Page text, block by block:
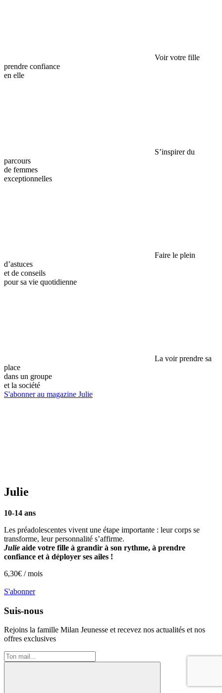
Voir votre fille
prendre confiance
en elle
S’inspirer du
parcours
de femmes
exceptionnelles
Faire le plein
d’astuces
et de conseils
pour sa vie quotidienne
La voir prendre sa
place
dans un groupe
et la société
S'abonner au magazine Julie
Julie
10-14 ans
Les préadolescentes vivent une étape importante : leur corps se
transforme, leur personnalité s’affirme.
Julie aide votre fille à grandir à son rythme, à prendre
confiance et à déployer ses ailes !
6,30€ /mois
S'abonner
Suis-nous
Rejoins la famille Milan Jeunesse et recevez nos actualités et nos
offres exclusives